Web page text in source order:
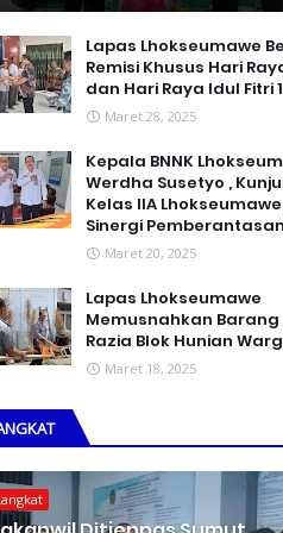
Lapas Lhokseumawe
Remisi Khusus Hari
dan Hari Raya Idul Fitri
Maret 28, 2025
Kepala BNNK
Werdha Susetyo ,
Kelas IIA
Sinergi
Maret 20, 2025
Lapas Lhokseumawe
Memusnahkan Barang
Razia Blok Hunian
Maret 18, 2025